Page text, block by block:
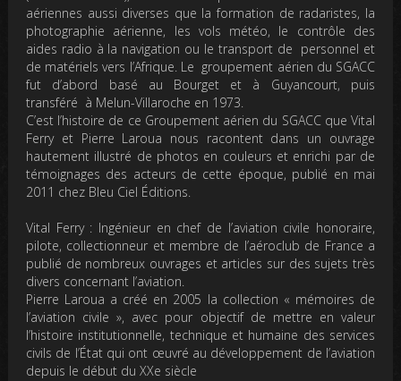
aériennes aussi diverses que la formation de radaristes, la
photographie aérienne, les vols météo, le contrôle des
aides radio à la navigation ou le transport de personnel et
de matériels vers l’Afrique. Le groupement aérien du SGACC
fut d’abord basé au Bourget et à Guyancourt, puis
transféré à Melun-Villaroche en 1973.
C’est l’histoire de ce Groupement aérien du SGACC que Vital
Ferry et Pierre Laroua nous racontent dans un ouvrage
hautement illustré de photos en couleurs et enrichi par de
témoignages des acteurs de cette époque, publié en mai
2011 chez Bleu Ciel Éditions.
Vital Ferry: Ingénieur en chef de l’aviation civile honoraire,
pilote, collectionneur et membre de l’aéroclub de France a
publié de nombreux ouvrages et articles sur des sujets très
divers concernant l’aviation.
Pierre Laroua a créé en 2005 la collection « mémoires de
l’aviation civile », avec pour objectif de mettre en valeur
l’histoire institutionnelle, technique et humaine des services
civils de l’État qui ont œuvré au développement de l’aviation
depuis le début du XXe siècle